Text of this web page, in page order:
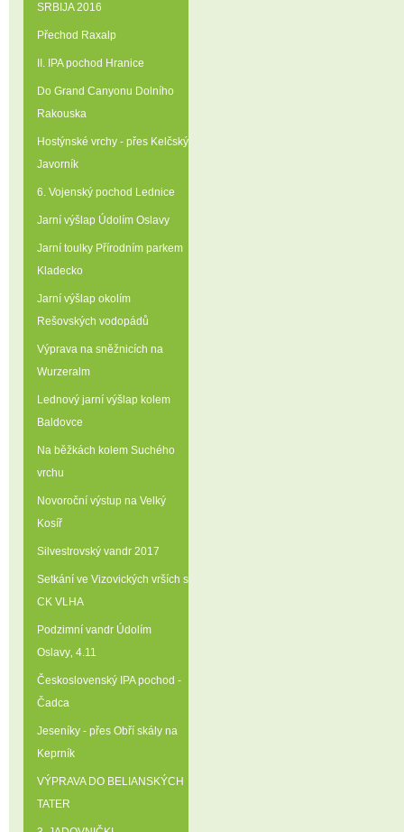
SRBIJA 2016
Přechod Raxalp
II. IPA pochod Hranice
Do Grand Canyonu Dolního
Rakouska
Hostýnské vrchy - přes Kelčský
Javorník
6. Vojenský pochod Lednice
Jarní výšlap Údolím Oslavy
Jarní toulky Přírodním parkem
Kladecko
Jarní výšlap okolím
Rešovských vodopádů
Výprava na sněžnicích na
Wurzeralm
Lednový jarní výšlap kolem
Baldovce
Na běžkách kolem Suchého
vrchu
Novoroční výstup na Velký
Kosíř
Silvestrovský vandr 2017
Setkání ve Vizovických vrších s
CK VLHA
Podzimní vandr Údolím
Oslavy‚ 4.11
Československý IPA pochod -
Čadca
Jeseníky - přes Obří skály na
Keprník
VÝPRAVA DO BELIANSKÝCH
TATER